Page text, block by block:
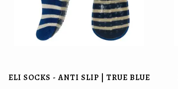
ELI SOCKS - ANTI SLIP | TRUE BLUE